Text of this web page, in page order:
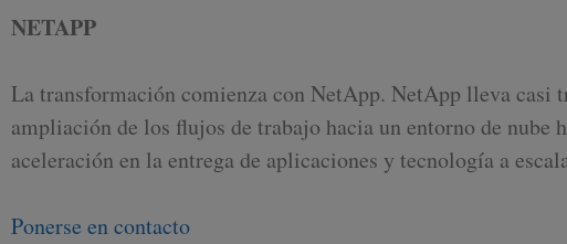
NETAPP
La transformación comienza con NetApp. NetApp lleva casi
ampliación de los flujos de trabajo hacia un entorno de
aceleración en la entrega de aplicaciones y tecnología a
Ponerse en contacto